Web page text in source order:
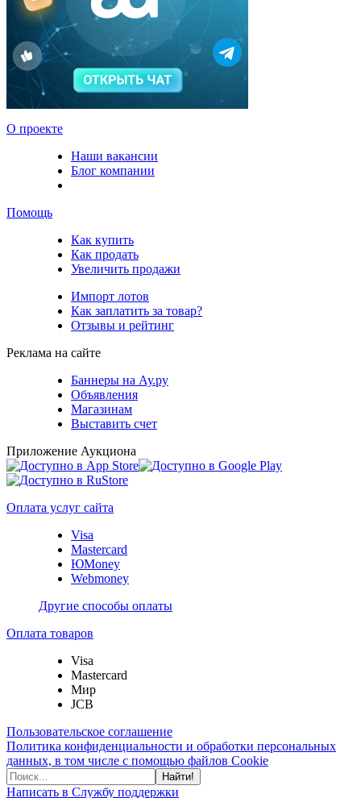
О проекте
Наши вакансии
Блог компании
Помощь
Как купить
Как продать
Увеличить продажи
Импорт лотов
Как заплатить за товар?
Отзывы и рейтинг
Реклама на сайте
Баннеры на Ау.ру
Объявления
Магазинам
Выставить счет
Приложение Аукциона
Оплата услуг сайта
Visa
Mastercard
ЮMoney
Webmoney
Другие способы оплаты
Оплата товаров
Visa
Mastercard
Мир
JCB
Пользовательское соглашение
Политика конфиденциальности и обработки персональных
данных, в том числе с помощью файлов Cookie
Найти!
Написать в Службу поддержки